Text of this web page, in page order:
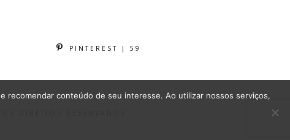
PINTEREST | 59
DIREITOS RESERVADOS
recomendar conteúdo de seu interesse. Ao utilizar nossos serviços,